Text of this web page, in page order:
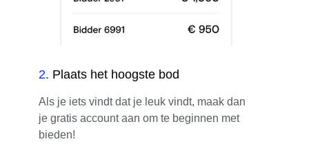
2. Plaats het hoogste bod
Als je iets vindt dat je leuk vindt, maak dan
je gratis account aan om te beginnen met
bieden!